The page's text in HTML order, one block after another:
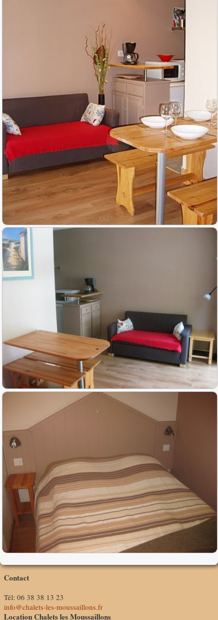
Contact
Tél: 06 38 38 13 23
info@chalets-les-moussaillons.fr
Location Chalets les Moussaillons